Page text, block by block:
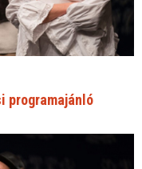
programajánló